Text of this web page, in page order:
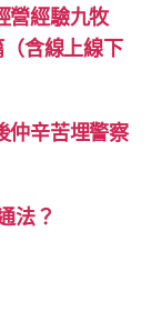
營經驗九牧
含線上線下
仲辛苦埋警察
法？